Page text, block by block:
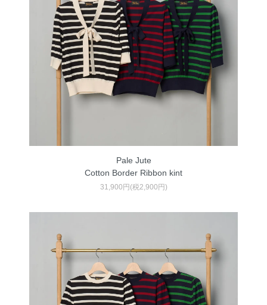
Pale Jute
Cotton Border Ribbon kint
31,900円(税2,900円)